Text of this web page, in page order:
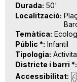
Durada 50'
Localització
Temàtica
Públic * Infantil
Tipologia
Districte i barri *
Accessibilitat